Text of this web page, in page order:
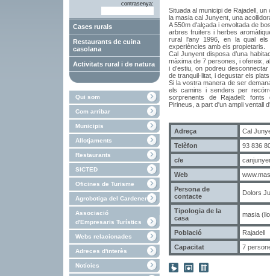
contrasenya:
Cases rurals
Restaurants de cuina
casolana
Activitats rural i de natura
Qui som
Com arribar
Municipis
Allotjaments
Restaurants
SICTED
Oficines de Turisme
Agrobotiga del Cardener
Associació
d'Empresaris Turístics
Webs relacionades
Adreces d'interès
Notícies
Situada al municipi de Rajadell,
la masia cal Junyent, una
A 550m d'alçada i envoltada de
arbres fruiters i herbes
rural l'any 1996, en la qual els
experiències amb els propietaris.
Cal Junyent disposa d’una
màxima de 7 persones, i ofereix,
i d’estiu, on podreu
de tranquil·litat, i degustar els
Si la vostra manera de ser
els camins i senders per
sorprenents de Rajadell: fonts
Pirineus, a part d'un ampli ventall
Adreça
Cal
Telèfon
93 836
c/e
Web
Persona de
contacte
Dolors
Tipologia de la
casa
masia
Població
Rajadell
Capacitat
7